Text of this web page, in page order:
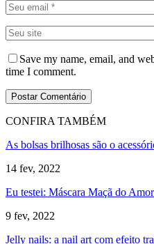
Save my name, email, and
time I comment.
CONFIRA TAMBÉM
As bolsas brilhosas são o
14 fev, 2022
Eu testei: Máscara Maçã do
9 fev, 2022
Jelly nails: a nail art com efeito